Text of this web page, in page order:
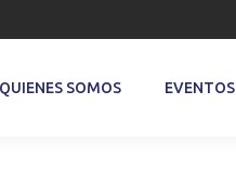
QUIENES SOMOS EVENTOS